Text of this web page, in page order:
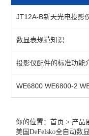
JT12A-B新天光电投影
数显表规范知识
投影仪配件的标准功能
你的位置：首页 > 产品
美国DeFelsko全自动数